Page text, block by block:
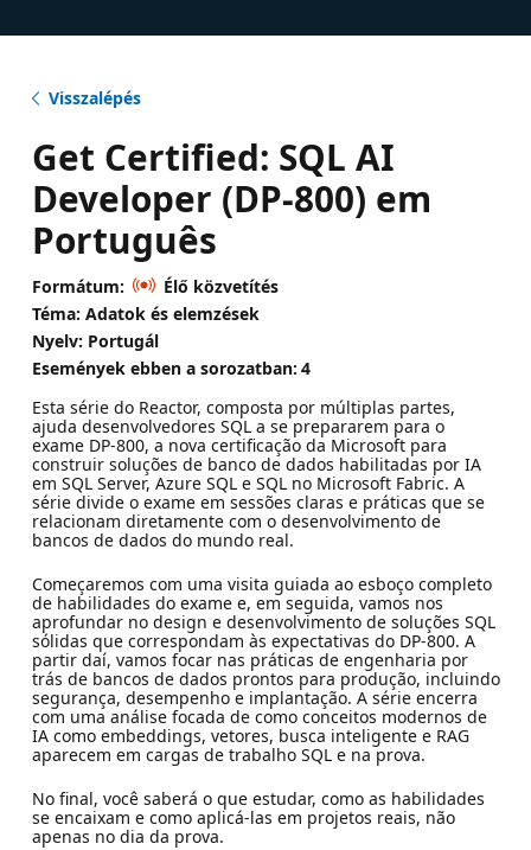
Visszalépés
Get Certified: SQL AI
Developer (DP-800) em
Português
Formátum:
Élő közvetítés
Téma: Adatok és elemzések
Nyelv: Portugál
Események ebben a sorozatban: 4
Esta série do Reactor, composta por múltiplas partes,
ajuda desenvolvedores SQL a se prepararem para o
exame DP-800, a nova certificação da Microsoft para
construir soluções de banco de dados habilitadas por IA
em SQL Server, Azure SQL e SQL no Microsoft Fabric. A
série divide o exame em sessões claras e práticas que se
relacionam diretamente com o desenvolvimento de
bancos de dados do mundo real.
Começaremos com uma visita guiada ao esboço completo
de habilidades do exame e, em seguida, vamos nos
aprofundar no design e desenvolvimento de soluções SQL
sólidas que correspondam às expectativas do DP-800. A
partir daí, vamos focar nas práticas de engenharia por
trás de bancos de dados prontos para produção, incluindo
segurança, desempenho e implantação. A série encerra
com uma análise focada de como conceitos modernos de
IA como embeddings, vetores, busca inteligente e RAG
aparecem em cargas de trabalho SQL e na prova.
No final, você saberá o que estudar, como as habilidades
se encaixam e como aplicá-las em projetos reais, não
apenas no dia da prova.